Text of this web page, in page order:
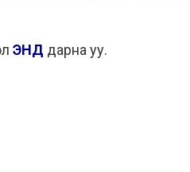
ЭНД дарна уу.